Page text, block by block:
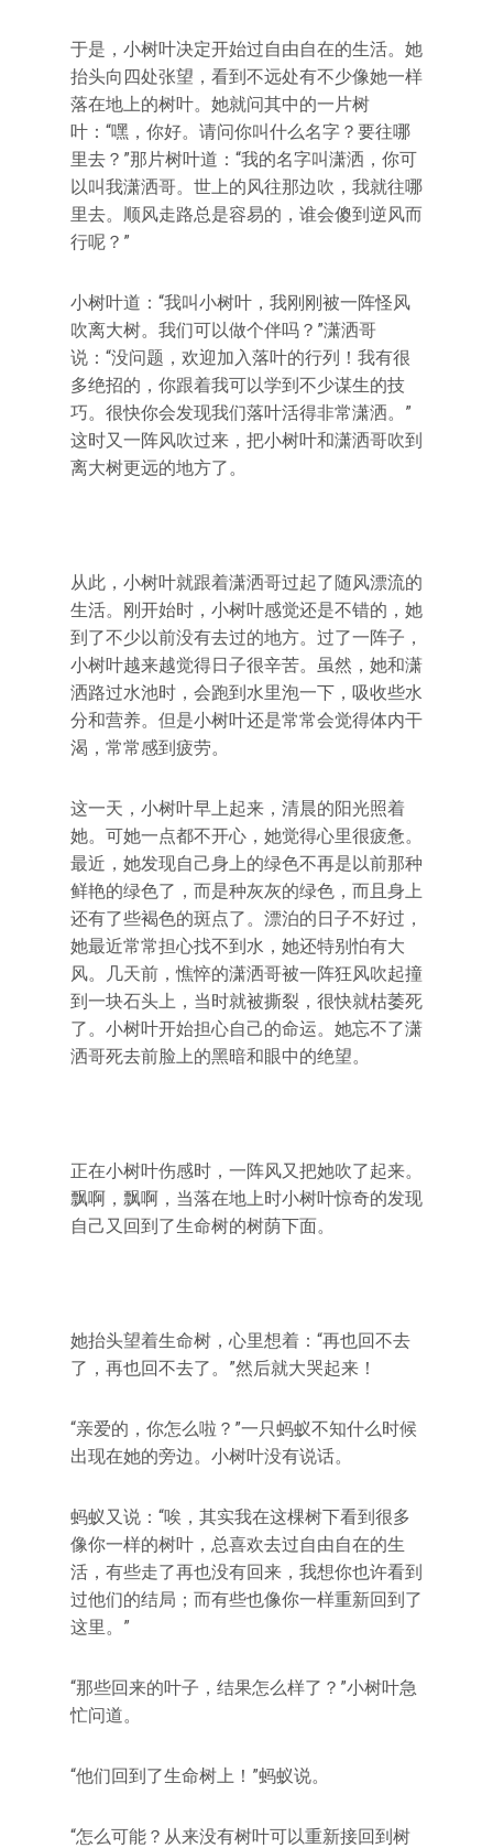
于是，小树叶决定开始过自由自在的生活。她
抬头向四处张望，看到不远处有不少像她一样
落在地上的树叶。她就问其中的一片树
叶：“嘿，你好。请问你叫什么名字？要往哪
里去？”那片树叶道：“我的名字叫潇洒，你可
以叫我潇洒哥。世上的风往那边吹，我就往哪
里去。顺风走路总是容易的，谁会傻到逆风而
行呢？”
小树叶道：“我叫小树叶，我刚刚被一阵怪风
吹离大树。我们可以做个伴吗？”潇洒哥
说：“没问题，欢迎加入落叶的行列！我有很
多绝招的，你跟着我可以学到不少谋生的技
巧。很快你会发现我们落叶活得非常潇洒。”
这时又一阵风吹过来，把小树叶和潇洒哥吹到
离大树更远的地方了。
从此，小树叶就跟着潇洒哥过起了随风漂流的
生活。刚开始时，小树叶感觉还是不错的，她
到了不少以前没有去过的地方。过了一阵子，
小树叶越来越觉得日子很辛苦。虽然，她和潇
洒路过水池时，会跑到水里泡一下，吸收些水
分和营养。但是小树叶还是常常会觉得体内干
渴，常常感到疲劳。
这一天，小树叶早上起来，清晨的阳光照着
她。可她一点都不开心，她觉得心里很疲惫。
最近，她发现自己身上的绿色不再是以前那种
鲜艳的绿色了，而是种灰灰的绿色，而且身上
还有了些褐色的斑点了。漂泊的日子不好过，
她最近常常担心找不到水，她还特别怕有大
风。几天前，憔悴的潇洒哥被一阵狂风吹起撞
到一块石头上，当时就被撕裂，很快就枯萎死
了。小树叶开始担心自己的命运。她忘不了潇
洒哥死去前脸上的黑暗和眼中的绝望。
正在小树叶伤感时，一阵风又把她吹了起来。
飘啊，飘啊，当落在地上时小树叶惊奇的发现
自己又回到了生命树的树荫下面。
她抬头望着生命树，心里想着：“再也回不去
了，再也回不去了。”然后就大哭起来！
“亲爱的，你怎么啦？”一只蚂蚁不知什么时候
出现在她的旁边。小树叶没有说话。
蚂蚁又说：“唉，其实我在这棵树下看到很多
像你一样的树叶，总喜欢去过自由自在的生
活，有些走了再也没有回来，我想你也许看到
过他们的结局；而有些也像你一样重新回到了
这里。”
“那些回来的叶子，结果怎么样了？”小树叶急
忙问道。
“他们回到了生命树上！”蚂蚁说。
“怎么可能？从来没有树叶可以重新接回到树